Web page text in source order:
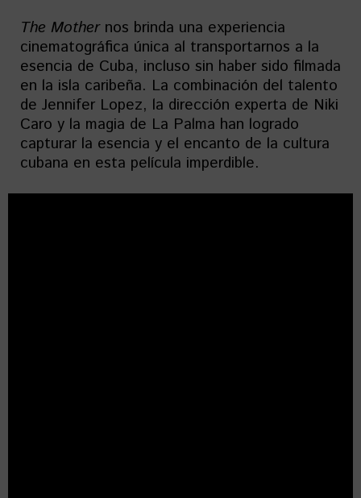
The Mothernos brinda una experiencia
cinematográfica única al transportarnos a la
esencia de Cuba, incluso sin haber sido filmada
en la isla caribeña. La combinación del talento
de Jennifer Lopez, la dirección experta de Niki
Caro y la magia de La Palma han logrado
capturar la esencia y el encanto de la cultura
cubana en esta película imperdible.